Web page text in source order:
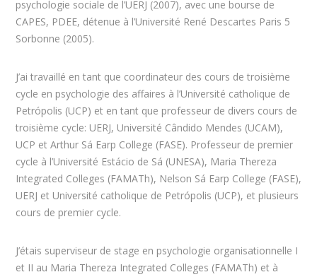
psychologie sociale de l’UERJ (2007), avec une bourse de
CAPES, PDEE, détenue à l’Université René Descartes Paris 5
Sorbonne (2005).
J’ai travaillé en tant que coordinateur des cours de troisième
cycle en psychologie des affaires à l’Université catholique de
Petrópolis (UCP) et en tant que professeur de divers cours de
troisième cycle: UERJ, Université Cândido Mendes (UCAM),
UCP et Arthur Sá Earp College (FASE). Professeur de premier
cycle à l’Université Estácio de Sá (UNESA), Maria Thereza
Integrated Colleges (FAMATh), Nelson Sá Earp College (FASE),
UERJ et Université catholique de Petrópolis (UCP), et plusieurs
cours de premier cycle.
J’étais superviseur de stage en psychologie organisationnelle I
et II au Maria Thereza Integrated Colleges (FAMATh) et à